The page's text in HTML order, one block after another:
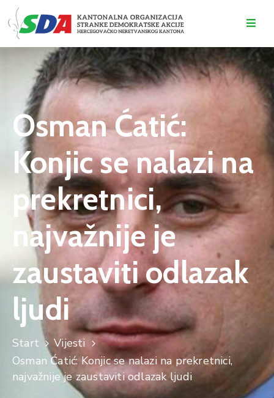
NAMA
DOGAĐAJI
VIJESTI
KONTAKT
Osman Ćatić:
Konjic se nalazi na
prekretnici,
najvažnije je
zaustaviti odlazak
ljudi
Start
Vijesti
Osman Ćatić: Konjic se nalazi na prekretnici,
najvažnije je zaustaviti odlazak ljudi